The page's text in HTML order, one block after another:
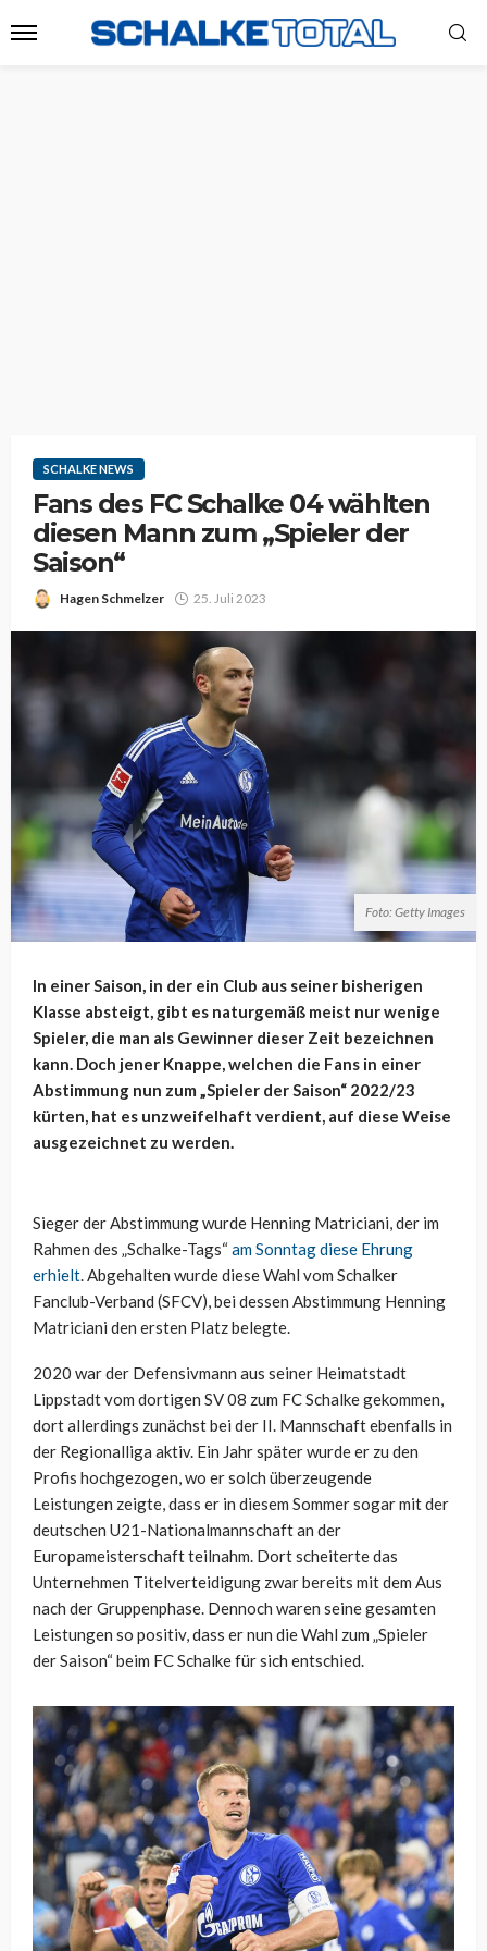
SCHALKE NEWS
Fans des FC Schalke 04 wählten
diesen Mann zum „Spieler der
Saison“
Hagen Schmelzer 25. Juli 2023
Foto: Getty Images
In einer Saison, in der ein Club aus seiner bisherigen
Klasse absteigt, gibt es naturgemäß meist nur wenige
Spieler, die man als Gewinner dieser Zeit bezeichnen
kann. Doch jener Knappe, welchen die Fans in einer
Abstimmung nun zum „Spieler der Saison“ 2022/23
kürten, hat es unzweifelhaft verdient, auf diese Weise
ausgezeichnet zu werden.
Sieger der Abstimmung wurde Henning Matriciani, der im
Rahmen des „Schalke-Tags“am Sonntag diese Ehrung
erhielt. Abgehalten wurde diese Wahl vom Schalker
Fanclub-Verband (SFCV), bei dessen Abstimmung Henning
Matriciani den ersten Platz belegte.
2020 war der Defensivmann aus seiner Heimatstadt
Lippstadt vom dortigen SV 08 zum FC Schalke gekommen,
dort allerdings zunächst bei der II. Mannschaft ebenfalls in
der Regionalliga aktiv. Ein Jahr später wurde er zu den
Profis hochgezogen, wo er solch überzeugende
Leistungen zeigte, dass er in diesem Sommer sogar mit der
deutschen U21-Nationalmannschaft an der
Europameisterschaft teilnahm. Dort scheiterte das
Unternehmen Titelverteidigung zwar bereits mit dem Aus
nach der Gruppenphase. Dennoch waren seine gesamten
Leistungen so positiv, dass er nun die Wahl zum „Spieler
der Saison“ beim FC Schalke für sich entschied.